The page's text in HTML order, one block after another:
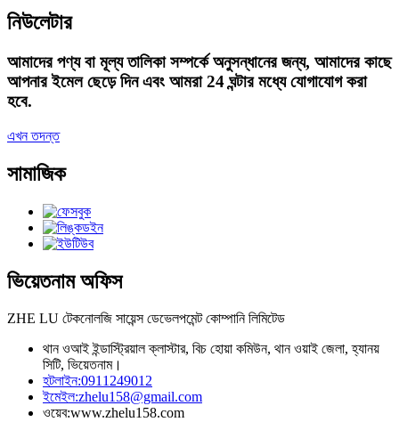
নিউলেটার
আমাদের পণ্য বা মূল্য তালিকা সম্পর্কে অনুসন্ধানের জন্য, আমাদের কাছে
আপনার ইমেল ছেড়ে দিন এবং আমরা 24 ঘন্টার মধ্যে যোগাযোগ করা
হবে.
এখন তদন্ত
সামাজিক
ভিয়েতনাম অফিস
ZHE LU টেকনোলজি সায়েন্স ডেভেলপমেন্ট কোম্পানি লিমিটেড
থান ওআই ইন্ডাস্ট্রিয়াল ক্লাস্টার, বিচ হোয়া কমিউন, থান ওয়াই জেলা, হ্যানয়
সিটি, ভিয়েতনাম।
হটলাইন:0911249012
ইমেইল:zhelu158@gmail.com
ওয়েব:www.zhelu158.com